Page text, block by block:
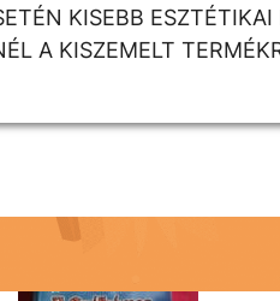
KISEBB ESZTÉTIKAI
A KISZEMELT